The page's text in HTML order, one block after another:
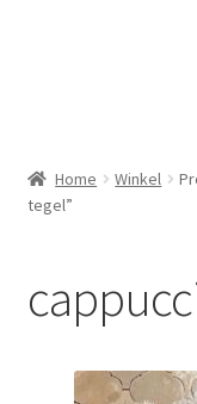
Mozaïekvellen
Contact
Home Winkel
tegel”